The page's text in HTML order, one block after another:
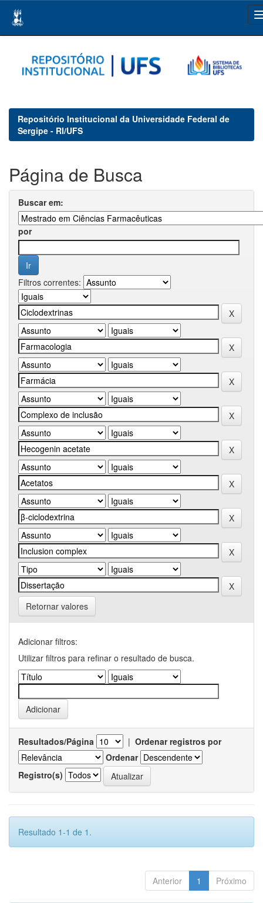
navigation
Repositório Institucional da Universidade Federal de
Sergipe - RI/UFS
Página de Busca
Buscar em:
por
Filtros correntes:
Retornar valores
Adicionar filtros:
Utilizar filtros para refinar o resultado de busca.
Resultados/Página | Ordenar registros por
Ordenar
Registro(s)
Resultado 1-1 de 1.
Anterior 1 Próximo